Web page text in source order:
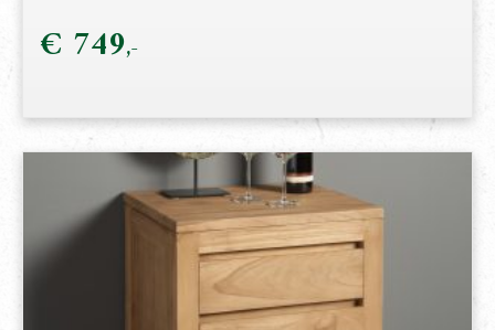
€ 749